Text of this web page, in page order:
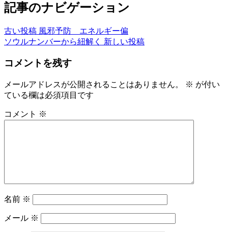
記事のナビゲーション
古い投稿 風邪予防 エネルギー偏
ソウルナンバーから紐解く 新しい投稿
コメントを残す
メールアドレスが公開されることはありません。 ※ が付い
ている欄は必須項目です
コメント ※
名前 ※
メール ※